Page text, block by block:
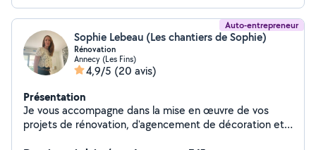
Auto-entrepreneur
Sophie Lebeau (Les chantiers de Sophie)
Rénovation
Annecy (Les Fins)
4,9/5 (20 avis)
Présentation
Je vous accompagne dans la mise en œuvre de vos
projets de rénovation, d'agencement de décoration et